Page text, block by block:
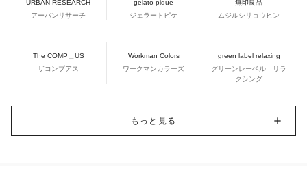
URBAN RESEARCH
アーバンリサーチ
gelato pique
ジェラートピケ
無印良品
ムジルシリョウヒン
The COMP＿US
ザコンプアス
Workman Colors
ワークマンカラーズ
green label relaxing
グリーンレーベル リラ
クシング
もっと見る